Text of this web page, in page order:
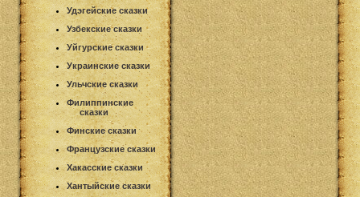
Удэгейские сказки
Узбекские сказки
Уйгурские сказки
Украинские сказки
Ульчские сказки
Филиппинские
сказки
Финские сказки
Французские сказки
Хакасские сказки
Хантыйские сказки